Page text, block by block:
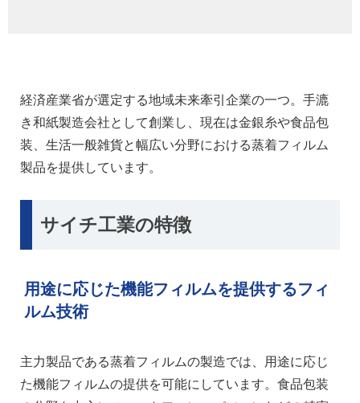
経済産業省が選定する地域未来牽引企業の一つ。手漉
き和紙製造会社として創業し、現在は金銀糸や食品包
装、生活一般雑貨と幅広い分野における蒸着フィルム
製品を提供しています。
サイチ工業の特徴
用途に応じた機能フィルムを提供するフィ
ルム技術
主力製品である蒸着フィルムの製造では、用途に応じ
た機能フィルムの提供を可能にしています。食品包装